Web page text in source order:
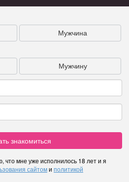
Мужчина
Мужчину
знакомиться
что мне уже исполнилось 18 лет и я
сайтоми политикой